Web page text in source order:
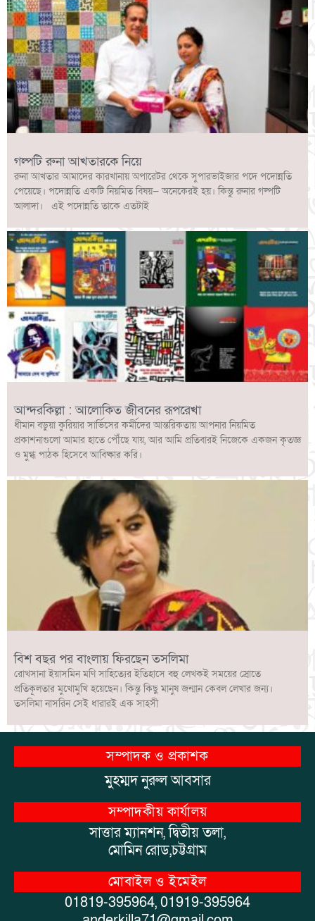
গল্পটি রুনা আখতারকে নিয়ে
রুনা আখতার আমাদের কারখানায় অপারেটর থেকে সুপারভাইজার পদে পদোন্নতি
পেয়েছে। পদোন্নতি একটি নিয়মিত বিষয়— অনেকেরই হয়। কিন্তু রুনার গল্পটি
আলাদা। এই পদোন্নতি তাকে এতটাই
আন্দরকিল্লা : আলোকিত জীবনের রূপরেখা
ধীমান বড়ুয়া কুরিয়ার সার্ভিসের কর্মীদের আন্তরিকতায় আপনার নিয়মিত
প্রকাশনাগুলো আমার হাতে পৌঁছে যায়, আর আমি প্রতিবারই নিজেকে একজন কৃতজ্ঞ
ও মুগ্ধ পাঠক হিসেবে আবিষ্কার করি।
বিশ বছর পর বাংলায় ফিরছেন তসলিমা
রোখসানা ইয়াসমিন মণি সাহিত্যের ইতিহাসে বহু লেখকই সময়ের স্রোতে
প্রতিকূলতার মুখোমুখি হয়েছেন। কিন্তু কিছু মানুষ জন্মান কেবল লেখার জন্য।
তসলিমা নাসরিন সেই ধারারই এক সাহসী
সম্পাদক ও প্রকাশক
মুহম্মদ নুরুল আবসার
সম্পাদকীয় কার্যালয়
সাত্তার ম্যানশন, দ্বিতীয় তলা,
মোমিন রোড,চট্টগ্রাম
মোবাইল ও ইমেইল
01819-395964, 01919-395964